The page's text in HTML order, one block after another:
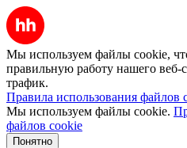
Мы используем файлы cookie,
правильную работу нашего веб-
трафик.
Правила использования файлов
Мы используем файлы cookie.
файлов cookie
Понятно